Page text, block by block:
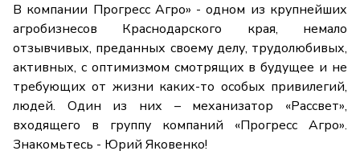
В компании Прогресс Агро» - одном из крупнейших
агробизнесов Краснодарского края, немало
отзывчивых, преданных своему делу, трудолюбивых,
активных, с оптимизмом смотрящих в будущее и не
требующих от жизни каких-то особых привилегий,
людей. Один из них – механизатор «Рассвет»,
входящего в группу компаний «Прогресс Агро».
Знакомьтесь - Юрий Яковенко!